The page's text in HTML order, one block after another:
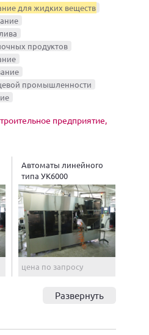
для жидких веществ
продуктов
промышленности
предприятие,
Автоматы линейного
типа УК6000
цена по запросу
Развернуть